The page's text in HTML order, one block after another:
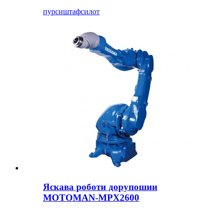
пурсиштафсилот
Яскава роботи дорупошии
MOTOMAN-MPX2600